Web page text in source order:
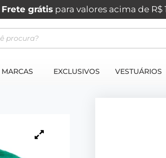
Frete grátispara valores acima de R$
MARCAS EXCLUSIVOS VESTUÁRIOS